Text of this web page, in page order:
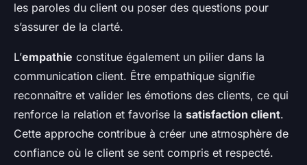
les paroles du client ou poser des questions pour
s’assurer de la clarté.
L’empathie constitue également un pilier dans la
communication client. Être empathique signifie
reconnaître et valider les émotions des clients, ce qui
renforce la relation et favorise la satisfaction client.
Cette approche contribue à créer une atmosphère de
confiance où le client se sent compris et respecté.